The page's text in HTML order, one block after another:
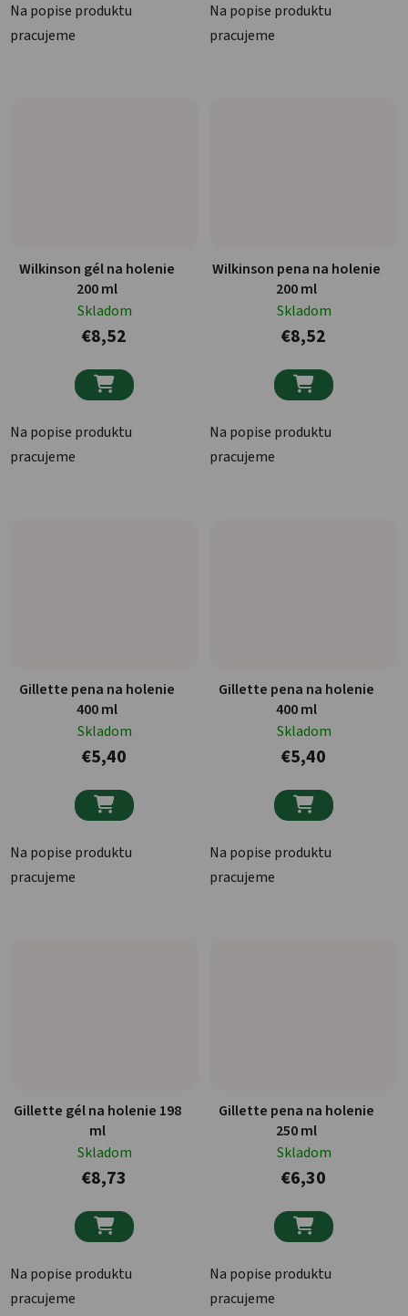
Na popise produktu
pracujeme
Na popise produktu
pracujeme
Wilkinson gél na holenie
200 ml
Skladom
€8,52

Na popise produktu
pracujeme
Wilkinson pena na holenie
200 ml
Skladom
€8,52

Na popise produktu
pracujeme
Gillette pena na holenie
400 ml
Skladom
€5,40

Na popise produktu
pracujeme
Gillette pena na holenie
400 ml
Skladom
€5,40

Na popise produktu
pracujeme
Gillette gél na holenie 198
ml
Skladom
€8,73

Na popise produktu
pracujeme
Gillette pena na holenie
250 ml
Skladom
€6,30

Na popise produktu
pracujeme